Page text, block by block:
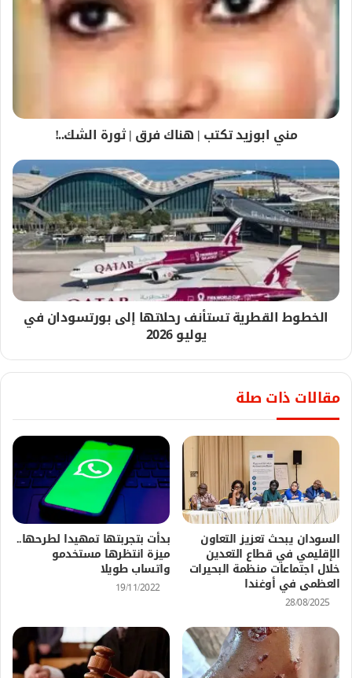
مني ابوزيد تكتب | هناك فرق | ثورة الشك..!
الخطوط القطرية تستأنف رحلاتها إلى بورتسودان في
يوليو 2026
مقالات ذات صلة
السودان يبحث تعزيز التعاون
الإقليمي في قطاع التعدين
خلال اجتماعات منظمة البحيرات
العظمى في أوغندا
28/08/2025
بدأت بتجربتها تمهيدا لطرحها..
ميزة انتظرها مستخدمو
واتساب طويلا
19/11/2022